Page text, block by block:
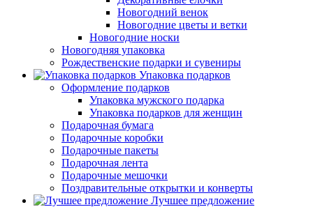
Новогодний венок
Новогодние цветы и ветки
Новогодние носки
Новогодняя упаковка
Рождественские подарки и сувениры
Упаковка подарков
Оформление подарков
Упаковка мужского подарка
Упаковка подарков для женщин
Подарочная бумага
Подарочные коробки
Подарочные пакеты
Подарочная лента
Подарочные мешочки
Поздравительные открытки и конверты
Лучшее предложение